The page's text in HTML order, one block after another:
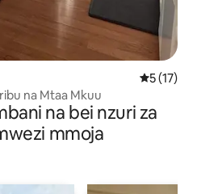
Ukadiriaji
5 (17)
na Mtaa Mkuu
na bei nzuri za
mmoja